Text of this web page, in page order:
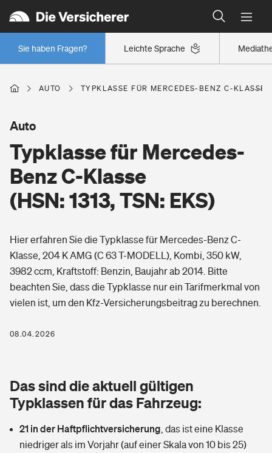
Leichte Sprache
Sie haben Fragen?
Wer versichert was: Jetzt Versicherer finden
Regionalklassen: So ist Ihre Region eingestuft
Wer versichert was: Jetzt Versicherer finden
Berufsunfähigkeitsversicherung
Arbeitsrechtsschutz
Berufshaftpflichtversicherung
Rentenrechner: Wie viel Geld bekomme ich im Alter?
Wer versichert was: Jetzt Versicherer finden
Wohnen
Wohngebäudeversicherung
Hausratversicherung
Elementarversicherung
Photovoltaik
Wärmepumpen versichern
Vermieterrrechtsschutz
Mietkautionsversicherung
Pri­vate Haft­pflicht­
Rechts­schutz­ver­si­che­rung
Kinderunfall­ver­si­che­rung
Reiseversicherung
Gesundheit
Private Krankenversicherung
Tierkrankenversicherung
Zur Übersicht
AUTO TYPKLASSE FÜR MERCEDES-BENZ C-KLASSE
Typklasse für Mercedes-
Benz C-Klasse
(HSN: 1313, TSN: EKS)
Auto
Hier erfahren Sie die Typklasse für Mercedes-Benz C-
Klasse, 204 K AMG (C 63 T-MODELL), Kombi, 350 kW,
3982 ccm, Kraftstoff: Benzin, Baujahr ab 2014. Bitte
beachten Sie, dass die Typklasse nur ein Tarifmerkmal von
vielen ist, um den Kfz-Versicherungsbeitrag zu berechnen.
08.04.2026
Das sind die aktuell gültigen
Typklassen für das Fahrzeug:
21 in der Haftpflichtversicherung das ist eine Klasse
niedriger als im Vorjahr (auf einer Skala von 10 bis 25)